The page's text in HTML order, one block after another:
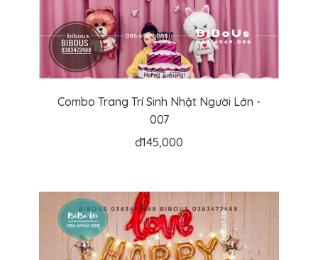
Combo Trang Trí Sinh Nhật Người Lớn -
007
đ145,000